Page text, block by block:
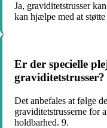
Ja, graviditetstrusser
kan hjælpe med at
Er der specielle
graviditetstrusser?
Det anbefales at følge
graviditetstrusserne for
holdbarhed. 9.